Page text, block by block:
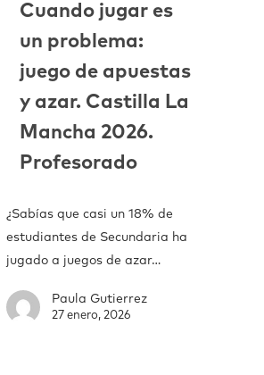
Cuando jugar es
un problema:
juego de apuestas
y azar. Castilla La
Mancha 2026.
Profesorado
¿Sabías que casi un 18% de
estudiantes de Secundaria ha
jugado a juegos de azar…
Paula Gutierrez
27 enero, 2026